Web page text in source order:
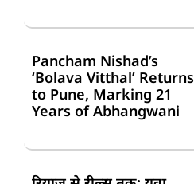
Pancham Nishad’s
‘Bolava Vitthal’ Returns
to Pune, Marking 21
Years of Abhangwani